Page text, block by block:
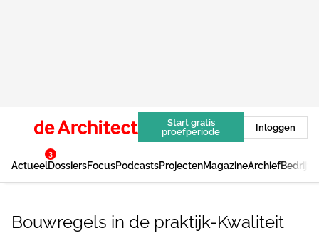
Start gratis
proefperiode
Inloggen
Actueel
3
DossiersFocusPodcastsProjectenMagazineArchief
Bouwregels in de praktijk-Kwaliteit